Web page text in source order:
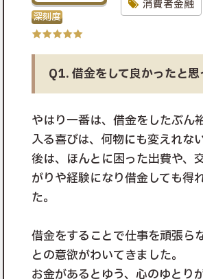
★★★★★
消費者金融
Q1. 借金をして良かったと思
やはり一番は、借金をしたぶん
入る喜びは、何物にも変えれな
後は、ほんとに困った出費や、
がりや経験になり借金しても得
た。
借金をすることで仕事を頑張ら
との意欲がわいてきました。
お金があるとゆう、心のゆとり